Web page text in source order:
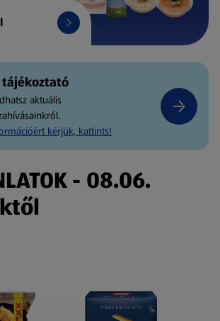
tájékoztató
aktuális
kérjük, kattints!
- 08.06.